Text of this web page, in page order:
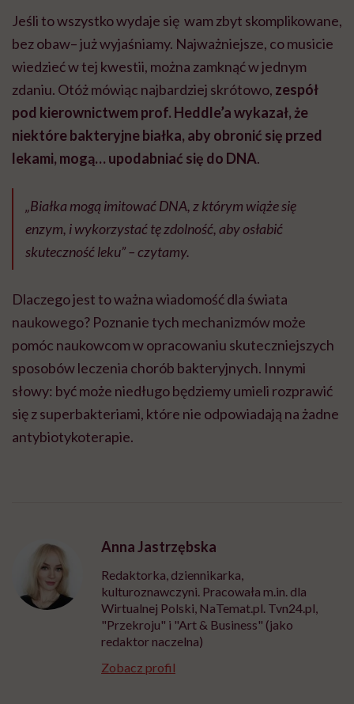
Jeśli to wszystko wydaje się wam zbyt skomplikowane,
bez obaw– już wyjaśniamy. Najważniejsze, co musicie
wiedzieć w tej kwestii, można zamknąć w jednym
zdaniu. Otóż mówiąc najbardziej skrótowo, zespół
pod kierownictwem prof. Heddle’a wykazał, że
niektóre bakteryjne białka, aby obronić się przed
lekami, mogą… upodabniać się do DNA.
„Białka mogą imitować DNA, z którym wiąże się
enzym, i wykorzystać tę zdolność, aby osłabić
skuteczność leku” – czytamy.
Dlaczego jest to ważna wiadomość dla świata
naukowego? Poznanie tych mechanizmów może
pomóc naukowcom w opracowaniu skuteczniejszych
sposobów leczenia chorób bakteryjnych. Innymi
słowy: być może niedługo będziemy umieli rozprawić
się z superbakteriami, które nie odpowiadają na żadne
antybiotykoterapie.
Anna Jastrzębska
Redaktorka, dziennikarka,
kulturoznawczyni. Pracowała m.in. dla
Wirtualnej Polski, NaTemat.pl. Tvn24.pl,
"Przekroju" i "Art & Business" (jako
redaktor naczelna)
Zobacz profil